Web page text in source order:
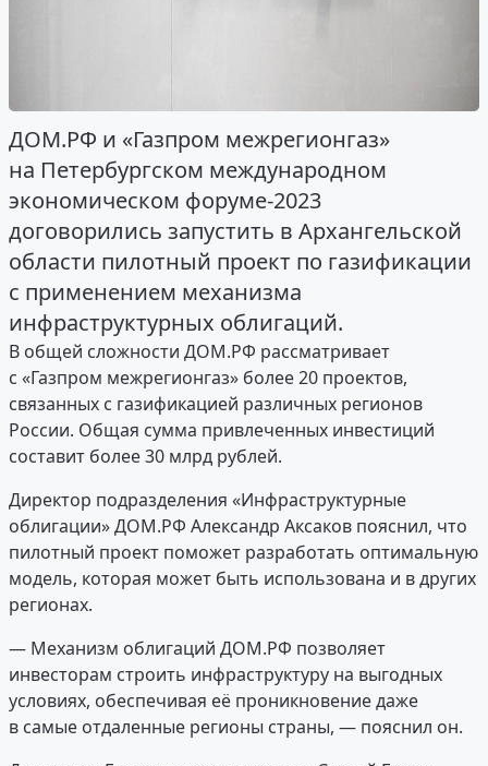
ДОМ.РФ и «Газпром межрегионгаз»
на Петербургском международном
экономическом форуме-2023
договорились запустить в Архангельской
области пилотный проект по газификации
с применением механизма
инфраструктурных облигаций.
В общей сложности ДОМ.РФ рассматривает
с «Газпром межрегионгаз» более 20 проектов,
связанных с газификацией различных регионов
России. Общая сумма привлеченных инвестиций
составит более 30 млрд рублей.
Директор подразделения «Инфраструктурные
облигации» ДОМ.РФ Александр Аксаков пояснил, что
пилотный проект поможет разработать оптимальную
модель, которая может быть использована и в других
регионах.
— Механизм облигаций ДОМ.РФ позволяет
инвесторам строить инфраструктуру на выгодных
условиях, обеспечивая её проникновение даже
в самые отдаленные регионы страны, — пояснил он.